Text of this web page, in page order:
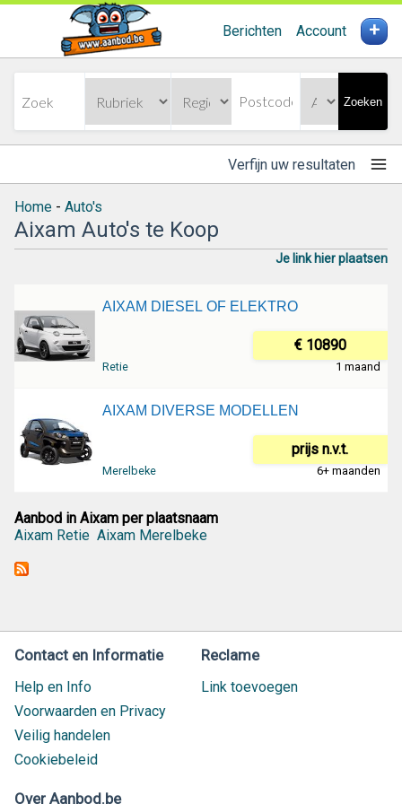
Berichten Account +
Zoeken
Verfijn uw resultaten
Home - Auto's
Aixam Auto's te Koop
Je link hier plaatsen
AIXAM DIESEL OF ELEKTRO
€ 10890
Retie 1 maand
AIXAM DIVERSE MODELLEN
prijs n.v.t.
Merelbeke 6+ maanden
Aanbod in Aixam per plaatsnaam
Aixam Retie Aixam Merelbeke
Contact en Informatie
Help en Info
Voorwaarden en Privacy
Veilig handelen
Cookiebeleid
Reclame
Link toevoegen
Over Aanbod.be